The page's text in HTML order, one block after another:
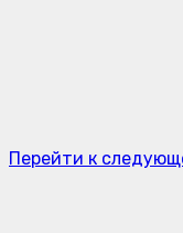
Перейти к